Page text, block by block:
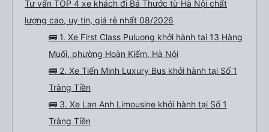
Tư vấn TOP 4 xe khách đi Bá Thước từ Hà Nội chất
lượng cao, uy tín, giá rẻ nhất 08/2026
🚌 1. Xe First Class Puluong khởi hành tại 13 Hàng
Muối, phường Hoàn Kiếm, Hà Nội
🚌 2. Xe Tiến Minh Luxury Bus khởi hành tại Số 1
Tràng Tiền
🚌 3. Xe Lan Anh Limousine khởi hành tại Số 1
Tràng Tiền